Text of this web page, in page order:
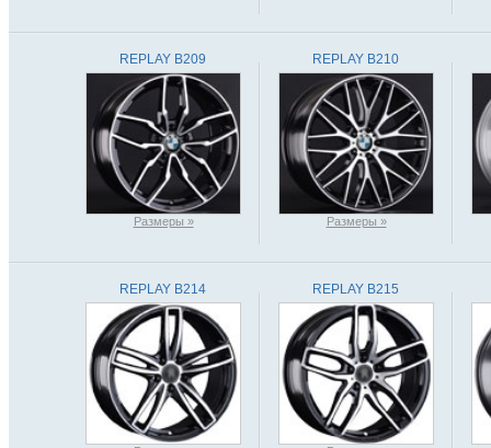
REPLAY B209
Размеры »
REPLAY B210
Размеры »
REPLAY B214 REPLAY B215